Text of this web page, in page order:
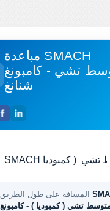
مباعدة SMACH
​​تشي - كامبونغ
شنانغ
​​تشي ( كمبوديا ) - كامبونغ